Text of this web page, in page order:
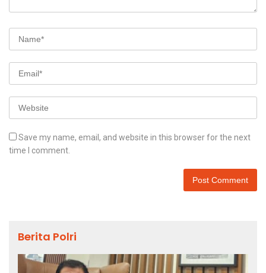
Save my name, email, and website in this browser for the next
time I comment.
Berita Polri